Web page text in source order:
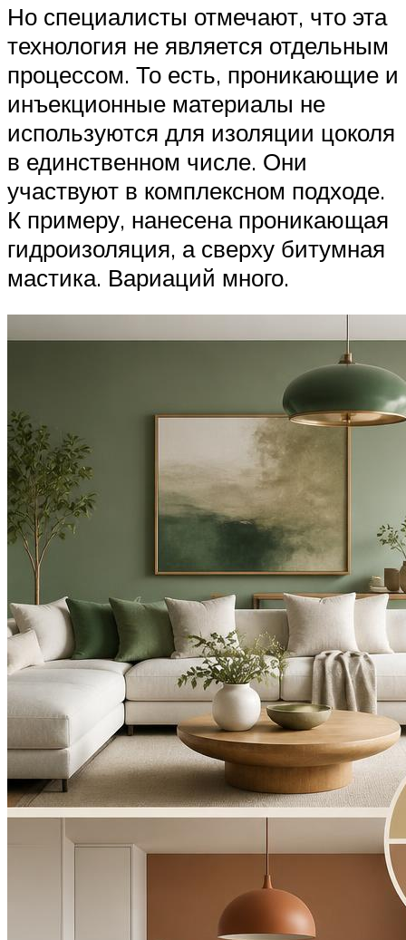
Но специалисты отмечают, что эта
технология не является отдельным
процессом. То есть, проникающие и
инъекционные материалы не
используются для изоляции цоколя
в единственном числе. Они
участвуют в комплексном подходе.
К примеру, нанесена проникающая
гидроизоляция, а сверху битумная
мастика. Вариаций много.